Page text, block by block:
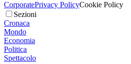
CorporatePrivacy PolicyCookie Policy
Sezioni
Cronaca
Mondo
Economia
Politica
Spettacolo